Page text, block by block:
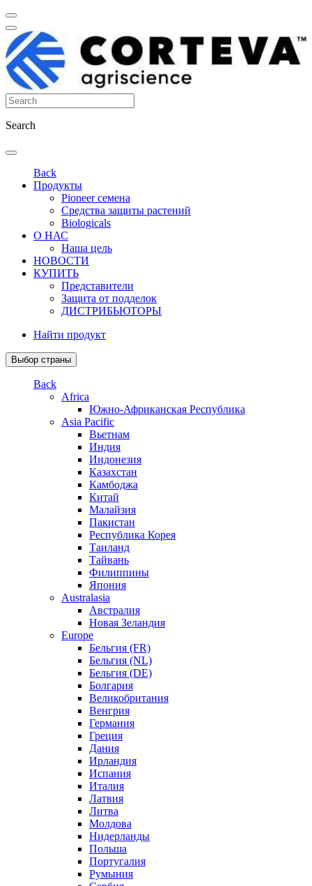
Search
Back
Продукты
Pioneer семена
Средства защиты растений
Biologicals
О НАС
Наша цель
НОВОСТИ
КУПИТЬ
Представители
Защита от подделок
ДИСТРИБЬЮТОРЫ
Найти продукт
Выбор страны
Back
Africa
Южно-Африканская Республика
Asia Pacific
Вьетнам
Индия
Индонезия
Казахстан
Камбоджа
Китай
Малайзия
Пакистан
Республика Корея
Таиланд
Тайвань
Филиппины
Япония
Australasia
Австралия
Новая Зеландия
Europe
Бельгия (FR)
Бельгия (NL)
Бельгия (DE)
Болгария
Великобритания
Венгрия
Германия
Греция
Дания
Ирландия
Испания
Италия
Латвия
Литва
Молдова
Нидерланды
Польша
Португалия
Румыния